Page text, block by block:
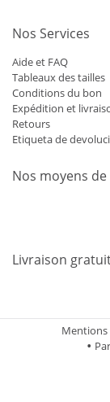
Nos Services
Aide et FAQ
Tableaux des tailles
Conditions du bon
Expédition et
Retours
Etiqueta de
Nos moyens
Livraison
Mentions